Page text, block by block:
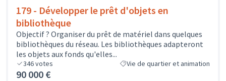
179 - Développer le prêt d'objets en
bibliothèque
Objectif ? Organiser du prêt de matériel dans quelques
bibliothèques du réseau. Les bibliothèques adapteront
les objets aux fonds qu'elles...
346votes Vie de quartier et animation
90 000 €